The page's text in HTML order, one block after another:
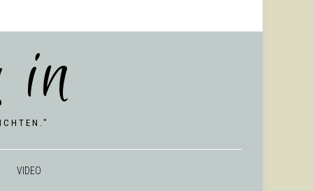
in
VIDEO